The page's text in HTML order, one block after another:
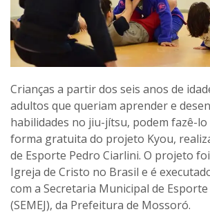
Crianças a partir dos seis anos de
adultos que queriam aprender e
habilidades no jiu-jítsu, podem fazê-
forma gratuita do projeto Kyou,
de Esporte Pedro Ciarlini. O projeto
Igreja de Cristo no Brasil e é
com a Secretaria Municipal de
(SEMEJ), da Prefeitura de Mossoró.